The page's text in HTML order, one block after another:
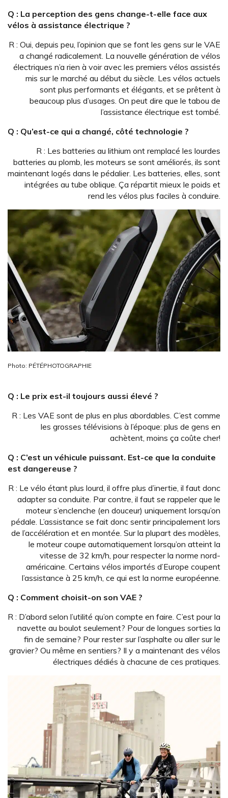
Q : La perception des gens change-t-elle face aux
vélos à assistance électrique ?
R : Oui, depuis peu, l’opinion que se font les gens sur le VAE
a changé radicalement. La nouvelle génération de vélos
électriques n’a rien à voir avec les premiers vélos assistés
mis sur le marché au début du siècle. Les vélos actuels
sont plus performants et élégants, et se prêtent à
beaucoup plus d’usages. On peut dire que le tabou de
l’assistance électrique est tombé.
Q : Qu’est-ce qui a changé, côté technologie ?
R : Les batteries au lithium ont remplacé les lourdes
batteries au plomb, les moteurs se sont améliorés, ils sont
maintenant logés dans le pédalier. Les batteries, elles, sont
intégrées au tube oblique. Ça répartit mieux le poids et
rend les vélos plus faciles à conduire.
Photo: PÉTÉPHOTOGRAPHIE
Q : Le prix est-il toujours aussi élevé ?
R : Les VAE sont de plus en plus abordables. C’est comme
les grosses télévisions à l’époque: plus de gens en
achètent, moins ça coûte cher!
Q : C’est un véhicule puissant. Est-ce que la conduite
est dangereuse ?
R : Le vélo étant plus lourd, il offre plus d’inertie, il faut donc
adapter sa conduite. Par contre, il faut se rappeler que le
moteur s’enclenche (en douceur) uniquement lorsqu’on
pédale. L’assistance se fait donc sentir principalement lors
de l’accélération et en montée. Sur la plupart des modèles,
le moteur coupe automatiquement lorsqu’on atteint la
vitesse de 32 km/h, pour respecter la norme nord-
américaine. Certains vélos importés d’Europe coupent
l’assistance à 25 km/h, ce qui est la norme européenne.
Q : Comment choisit-on son VAE ?
R : D’abord selon l’utilité qu’on compte en faire. C’est pour la
navette au boulot seulement? Pour de longues sorties la
fin de semaine? Pour rester sur l’asphalte ou aller sur le
gravier? Ou même en sentiers? Il y a maintenant des vélos
électriques dédiés à chacune de ces pratiques.